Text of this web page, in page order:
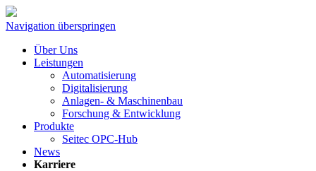
Navigation überspringen
Über Uns
Leistungen
Automatisierung
Digitalisierung
Anlagen- & Maschinenbau
Forschung & Entwicklung
Produkte
Seitec OPC-Hub
News
Karriere